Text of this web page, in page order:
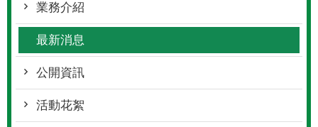
業務介紹
最新消息
公開資訊
活動花絮